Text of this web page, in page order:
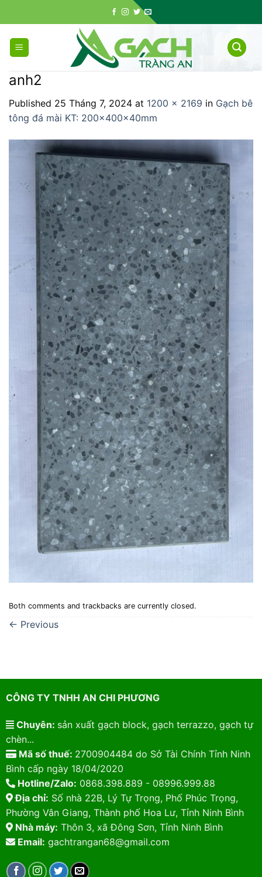
to
content
anh2
Published 25 Tháng 7, 2024 at 1200 × 2169 in Gạch bê
tông đá mài KT: 200x400x40mm
Both comments and trackbacks are currently closed.
← Previous
CÔNG TY TNHH AN CHI PHƯƠNG
Chuyên: sản xuất gạch block, gạch terrazzo, gạch tự
chèn...
Mã số thuế: 2700904484 do Sở Tài Chính Tỉnh Ninh
Bình cấp ngày 18/04/2020
Hotline/Zalo: 0868.398.889 - 08996.999.88
Địa chỉ: Số nhà 22B, Lý Tự Trọng, Phố Phúc Trọng,
Phường Vân Giang, Thành phố Hoa Lư, Tỉnh Ninh Bình
Nhà máy: Thôn 3, xã Đông Sơn, Tỉnh Ninh Bình
Email: gachtrangan68@gmail.com